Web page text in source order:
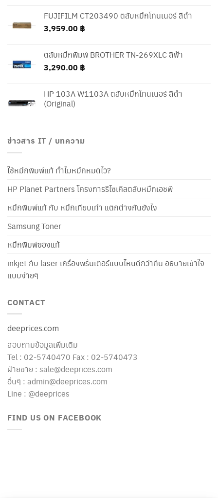
through
FUJIFILM CT203490 ตลับหมึกโทนเนอร์ สีดำ
3,959.00 ฿
ตลับหมึกพิมพ์ BROTHER TN-269XLC สีฟ้า
3,290.00 ฿
HP 103A W1103A ตลับหมึกโทนเนอร์ สีดำ
(Original)
ข่าวสาร IT / บทความ
ใช้หมึกพิมพ์แท้ ทำไมหมึกหมดไว?
HP Planet Partners โครงการรีไซเคิลตลับหมึกเอชพี
หมึกพิมพ์แท้ กับ หมึกเทียบเท่า แตกต่างกันยังไง
Samsung Toner
หมึกพิมพ์ของแท้
inkjet กับ laser เครื่องพริ้นเตอร์แบบไหนดีกว่ากัน อธิบายเข้าใจ
แบบง่ายๆ
CONTACT
deeprices.com
สอบถามข้อมูลเพิ่มเติม
Tel : 02-5740470 Fax : 02-5740473
ฝ่ายขาย : sale@deeprices.com
อื่นๆ : admin@deeprices.com
Line : @deeprices
FIND US ON FACEBOOK